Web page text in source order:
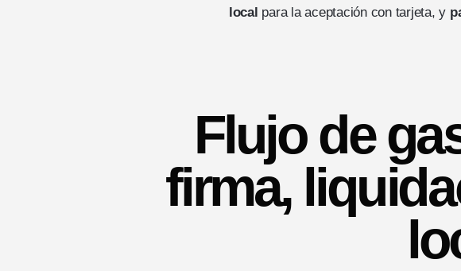
local para la aceptación con tarjeta, y
Flujo de
firma,